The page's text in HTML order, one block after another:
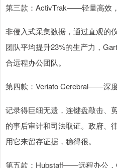
第三款：ActivTrak——轻量高效
非侵入式采集数据，通过直观的
团队平均提升23%的生产力，
合远程办公团队。
第四款：Veriato Cerebral——深
记录得巨细无遗，连键盘敲击、
的事后审计和司法取证。政府、
用它来留存证据，稳得很。
第五款：Hubstaff——远程办公，